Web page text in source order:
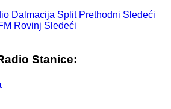
Dalmacija Split Prethodni Sledeći
Rovinj Sledeći
Stanice: